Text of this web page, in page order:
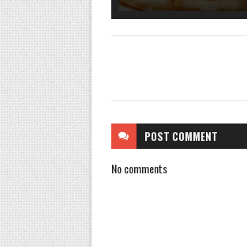
POST COMMENT
No comments